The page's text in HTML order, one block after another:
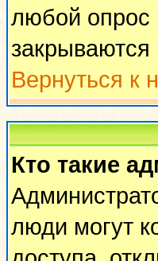
любой опрос
Вернуться к
Кто такие
люди могут